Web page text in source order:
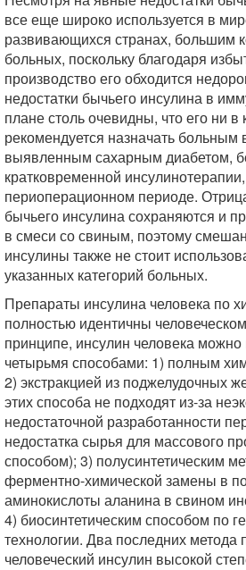
все еще широко используется в
развивающихся странах, большим
больных, поскольку благодаря
производство его обходится
недостатки бычьего инсулина в
плане столь очевидны, что его ни в
рекомендуется назначать
выявленным сахарным диабетом,
кратковременной
периоперационном периоде.
бычьего инсулина сохраняются и
в смеси со свиным, поэтому
инсулины также не стоит
указанных категорий больных.
Препараты инсулина человека по
полностью идентичны
принципе, инсулин человека можно
четырьмя способами: 1) полным
2) экстракцией из поджелудочных
этих способа не подходят из-за
недостаточной разработанности
недостатка сырья для массового
способом); 3) полусинтетическим
ферментно-химической замены в
аминокислоты аланина в свином
4) биосинтетическим способом по
технологии. Два последних метода
человеческий инсулин высокой